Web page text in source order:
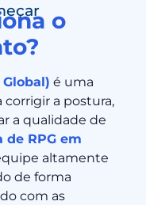
o
é uma
a postura,
a qualidade de
de RPG em
altamente
de forma
com as